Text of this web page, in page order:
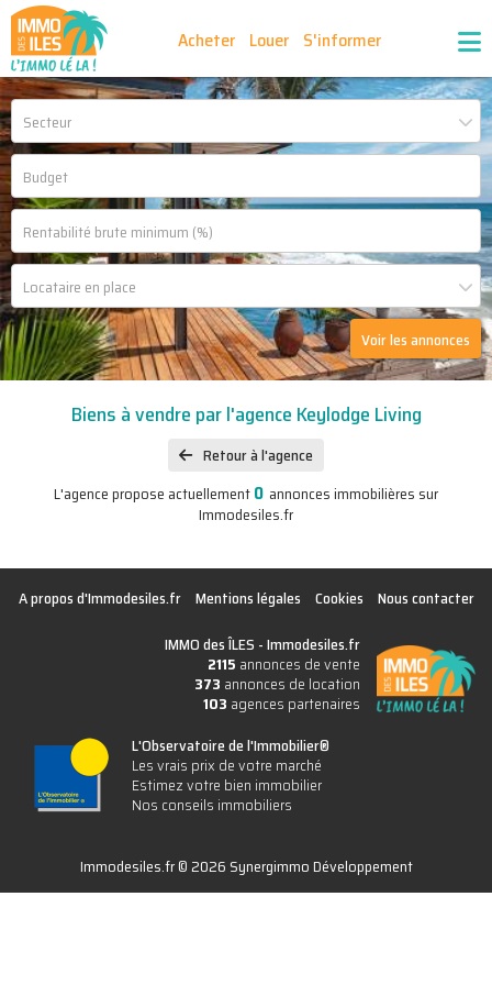
Acheter Louer S'informer
Nos outils Ma sélection d'annonces
Recrutement Partenaires
Secteur
Locataire en place
Voir les annonces
Biens à vendre par l'agence Keylodge Living
Retour à l'agence
L'agence propose actuellement0 annonces immobilières sur
Immodesiles.fr
A propos d'Immodesiles.fr Mentions légales Cookies
Nous contacter
IMMO des ÎLES -Immodesiles.fr
2115 annonces de vente
373 annonces de location
103 agences partenaires
L'Observatoire de l'Immobilier®
Les vrais prix de votre marché
Estimez votre bien immobilier
Nos conseils immobiliers
Immodesiles.fr © 2026 Synergimmo Développement